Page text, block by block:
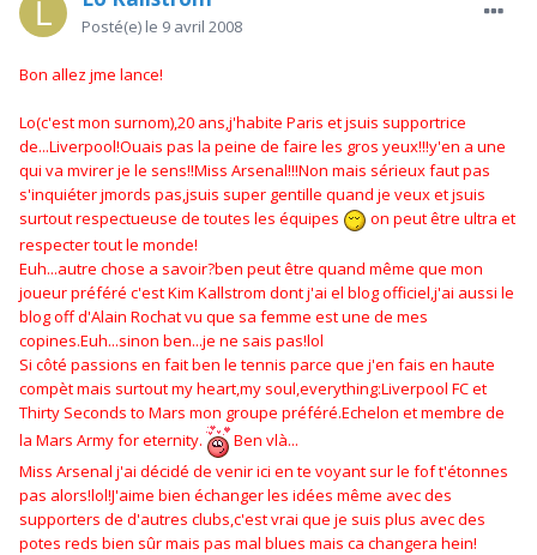
Posté(e) le 9 avril 2008
Bon allez jme lance!
Lo(c'est mon surnom),20 ans,j'habite Paris et jsuis supportrice
de...Liverpool!Ouais pas la peine de faire les gros yeux!!!y'en a une
qui va mvirer je le sens!!Miss Arsenal!!!Non mais sérieux faut pas
s'inquiéter jmords pas,jsuis super gentille quand je veux et jsuis
surtout respectueuse de toutes les équipes
on peut être ultra et
respecter tout le monde!
Euh...autre chose a savoir?ben peut être quand même que mon
joueur préféré c'est Kim Kallstrom dont j'ai el blog officiel,j'ai aussi le
blog off d'Alain Rochat vu que sa femme est une de mes
copines.Euh...sinon ben...je ne sais pas!lol
Si côté passions en fait ben le tennis parce que j'en fais en haute
compèt mais surtout my heart,my soul,everything:Liverpool FC et
Thirty Seconds to Mars mon groupe préféré.Echelon et membre de
la Mars Army for eternity.
Ben vlà...
Miss Arsenal j'ai décidé de venir ici en te voyant sur le fof t'étonnes
pas alors!lol!J'aime bien échanger les idées même avec des
supporters de d'autres clubs,c'est vrai que je suis plus avec des
potes reds bien sûr mais pas mal blues mais ca changera hein!